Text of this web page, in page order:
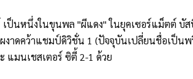
ป็นหนึ่งในขุนพล "ผีแดง" ในยุคเซอร์แม็ตต์ บั
งาดคว้าแชมป์ดิวิชั่น 1 (ปัจจุบันเปลี่ยนชื่อเป็น
แมนเชสเตอร์ ซิตี้ 2-1 ด้วย